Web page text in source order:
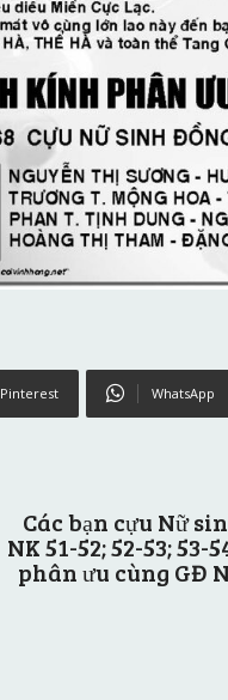
Pinterest WhatsApp
Các bạn cựu Nữ
NK 51-52; 52-53; 53-
phân ưu cùng GĐ